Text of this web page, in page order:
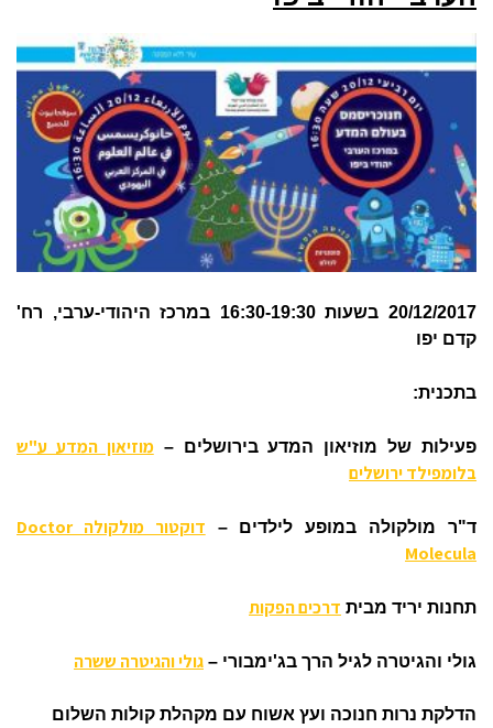
20/12/2017 בשעות 16:30-19:30 במרכז היהודי-ערבי, רח'
קדם יפו
בתכנית:
פעילות של מוזיאון המדע בירושלים –מוזיאון המדע ע"ש
בלומפילד ירושלים
ד"ר מולקולה במופע לילדים –
דוקטור מולקולה Doctor
Molecula
תחנות יריד מבית דרכים הפקות
גולי והגיטרה לגיל הרך בג'ימבורי – גולי והגיטרה ששרה
הדלקת נרות חנוכה ועץ אשוח עם מקהלת קולות השלום